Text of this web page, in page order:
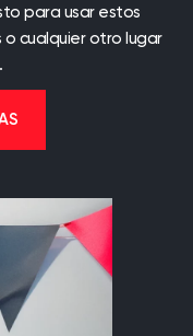
para usar estos
o cualquier otro lugar